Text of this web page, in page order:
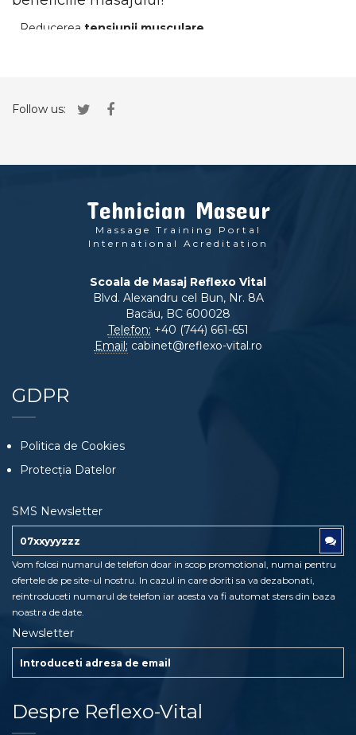
Reducerea tensiunii musculare.
Imbunatatirea circulatiei
Combaterea celulitei.
Plus de energiesi buna dispozitie.
Capacitate sporita deconcentrare.
Diminuarea problemelor de spate, musculare,
Remediu dupa efortsau perioade de covalescenta.
Imbunatatirea semnificativa a calitatii vietii si a somnului.
tonusului fizic si psihic.
Follow us:
Tehnician Maseur
Massage Training Portal
International Acreditation
Scoala de Masaj Reflexo Vital
Blvd. Alexandru cel Bun, Nr. 8A
Bacău, BC 600028
Telefon: +40 (744) 661-651
Email: cabinet@reflexo-vital.ro
GDPR
Politica de Cookies
Protecția Datelor
SMS Newsletter
Vom folosi numarul de telefon doar in scop promotional, numai pentru
ofertele de pe site-ul nostru. In cazul in care doriti sa va dezabonati,
reintroduceti numarul de telefon iar acesta va fi automat sters din baza
noastra de date.
Newsletter
Despre Reflexo-Vital